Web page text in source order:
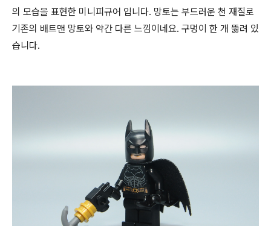
의 모습을 표현한 미니피규어 입니다. 망토는 부드러운 천 재질로
기존의 배트맨 망토와 약간 다른 느낌이네요. 구멍이 한 개 뚫려 있
습니다.